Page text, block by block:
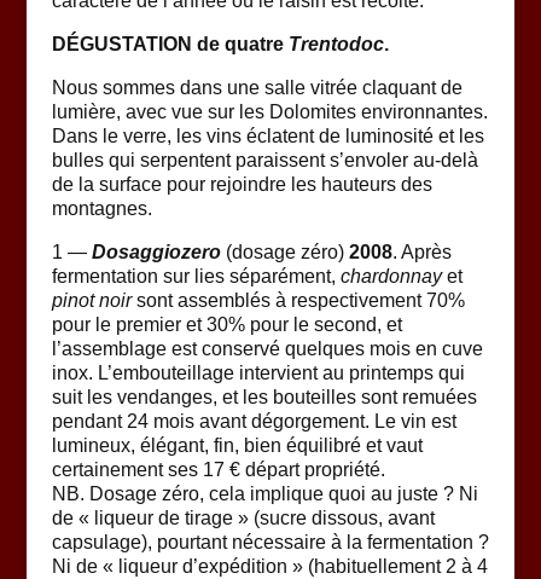
DÉGUSTATION de quatre Trentodoc.
Nous sommes dans une salle vitrée claquant de
lumière, avec vue sur les Dolomites environnantes.
Dans le verre, les vins éclatent de luminosité et les
bulles qui serpentent paraissent s’envoler au-delà
de la surface pour rejoindre les hauteurs des
montagnes.
1 — Dosaggiozero(dosage zéro)2008. Après
fermentation sur lies séparément, chardonnayet
pinot noirsont assemblés à respectivement 70%
pour le premier et 30% pour le second, et
l’assemblage est conservé quelques mois en cuve
inox. L’embouteillage intervient au printemps qui
suit les vendanges, et les bouteilles sont remuées
pendant 24 mois avant dégorgement. Le vin est
lumineux, élégant, fin, bien équilibré et vaut
certainement ses 17 € départ propriété.
NB. Dosage zéro, cela implique quoi au juste ? Ni
de « liqueur de tirage » (sucre dissous, avant
capsulage), pourtant nécessaire à la fermentation ?
Ni de « liqueur d’expédition » (habituellement 2 à 4